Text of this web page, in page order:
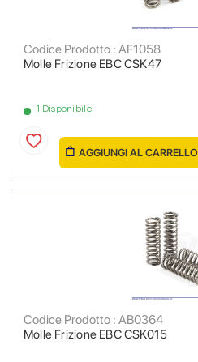
Molle Frizione EBC CSK47
Codice Prodotto : AF1058
1 Disponibile
AGGIUNGI AL CARRELLO
Molle Frizione EBC CSK015
Codice Prodotto : AB0364